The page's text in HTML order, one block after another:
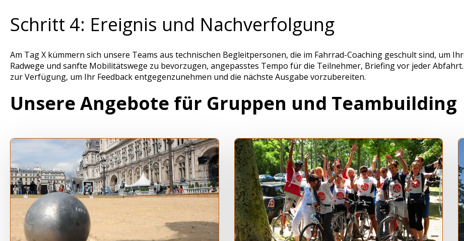
Schritt 4: Ereignis und Nachverfolgung
Am Tag X kümmern sich unsere Teams aus technischen Begleitpersonen, die im Fahrrad-Coaching geschult sind, um
Radwege und sanfte Mobilitätswege zu bevorzugen, angepasstes Tempo für die Teilnehmer, Briefing vor jeder
zur Verfügung, um Ihr Feedback entgegenzunehmen und die nächste Ausgabe vorzubereiten.
Unsere Angebote für Gruppen und Teambuilding